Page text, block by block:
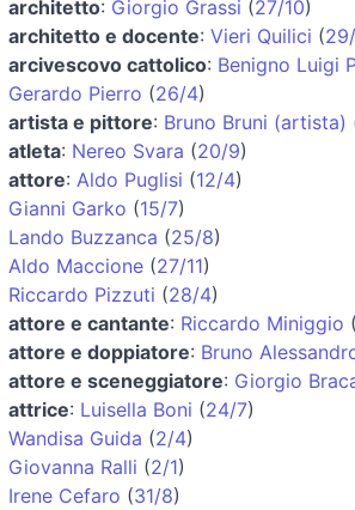
architetto: Giorgio Grassi (27/10)
architetto e docente: Vieri Quilici (
arcivescovo cattolico: Benigno Luigi
Gerardo Pierro (26/4)
artista e pittore: Bruno Bruni (artista)
atleta: Nereo Svara (20/9)
attore: Aldo Puglisi (12/4)
Gianni Garko (15/7)
Lando Buzzanca (25/8)
Aldo Maccione (27/11)
Riccardo Pizzuti (28/4)
attore e cantante: Riccardo Miniggio (
attore e doppiatore: Bruno
attore e sceneggiatore: Giorgio
attrice: Luisella Boni (24/7)
Wandisa Guida (2/4)
Giovanna Ralli (2/1)
Irene Cefaro (31/8)